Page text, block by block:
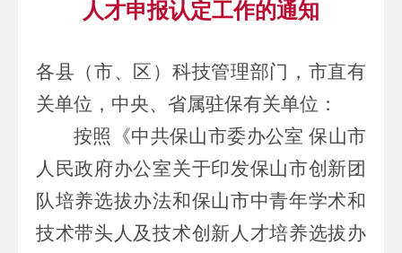
人才申报认定工作的通知
各县（市、 区）科技管理部门 ， 市直有
关单位，中央、省属驻保有关单位 ：
按照《中共保山市委办公室 保山市
人民政府办公室关于印发保山市创新团
队培养选拔办法和保山市中青年学术和
技术带头人及技术创新人才培养选拔办